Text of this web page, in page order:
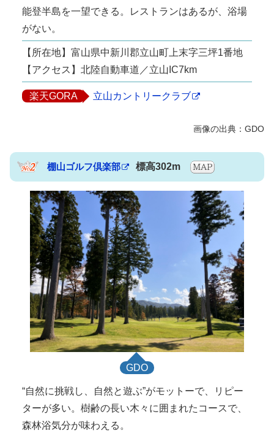
能登半島を一望できる。レストランはあるが、浴場
がない。
【所在地】富山県中新川郡立山町上末字三坪1番地
【アクセス】北陸自動車道／立山IC7km
楽天GORA 立山カントリークラブ
棚山ゴルフ倶楽部 標高302m
GDO
“自然に挑戦し、自然と遊ぶ”がモットーで、リピー
ターが多い。樹齢の長い木々に囲まれたコースで、
森林浴気分が味わえる。